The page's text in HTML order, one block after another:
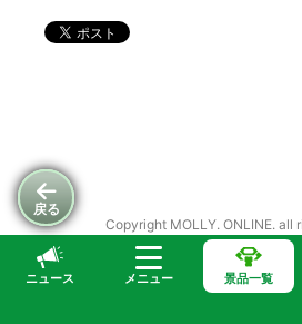
ニュース メニュー 景品一覧
戻る
Copyright MOLLY. ONLINE. all